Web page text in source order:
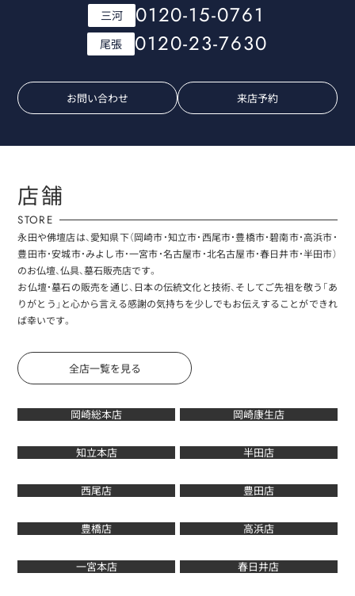
三河 0120-15-0761
尾張 0120-23-7630
お問い合わせ 来店予約
店舗
STORE
永田や佛壇店は、愛知県下（岡崎市・知立市・西尾市・豊橋市・碧南市・高浜市・
豊田市・安城市・みよし市・一宮市・名古屋市・北名古屋市・春日井市・半田市）
のお仏壇、仏具、墓石販売店です。
お仏壇・墓石の販売を通じ、日本の伝統文化と技術、そしてご先祖を敬う「あ
りがとう」と心から言える感謝の気持ちを少しでもお伝えすることができれ
ば幸いです。
全店一覧を見る
岡崎総本店 岡崎康生店
知立本店 半田店
西尾店 豊田店
豊橋店 高浜店
一宮本店 春日井店